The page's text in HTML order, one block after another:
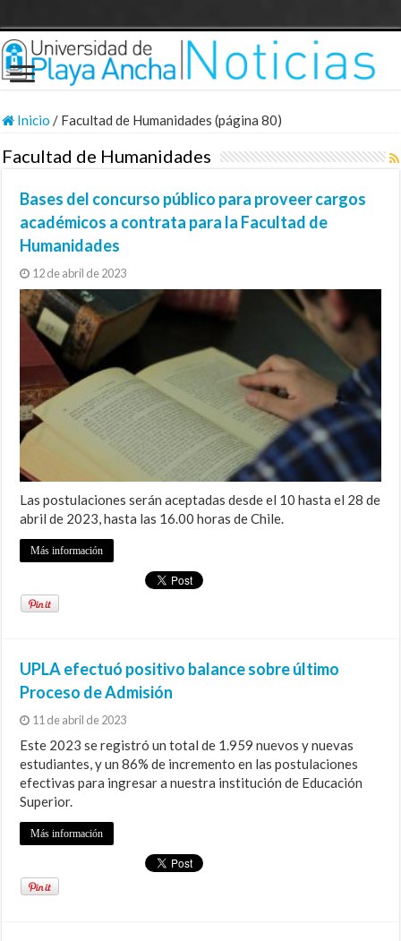
Inicio / Facultad de Humanidades (página 80)
Facultad de Humanidades
Bases del concurso público para proveer cargos
académicos a contrata para la Facultad de
Humanidades
12 de abril de 2023
Las postulaciones serán aceptadas desde el 10 hasta el 28 de
abril de 2023, hasta las 16.00 horas de Chile.
Más información
UPLA efectuó positivo balance sobre último
Proceso de Admisión
11 de abril de 2023
Este 2023 se registró un total de 1.959 nuevos y nuevas
estudiantes, y un 86% de incremento en las postulaciones
efectivas para ingresar a nuestra institución de Educación
Superior.
Más información